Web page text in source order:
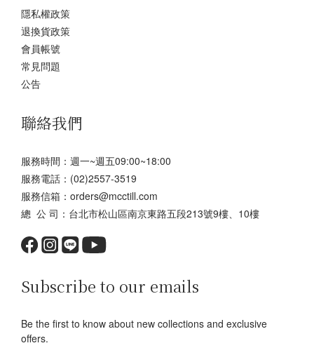
隱私權政策
退換貨政策
會員帳號
常見問題
公告
聯絡我們
服務時間：週一~週五09:00~18:00
服務電話：(02)2557-3519
服務信箱：orders@mcctill.com
總 公 司：台北市松山區南京東路五段213號9樓、10樓
Subscribe to our emails
Be the first to know about new collections and exclusive
offers.